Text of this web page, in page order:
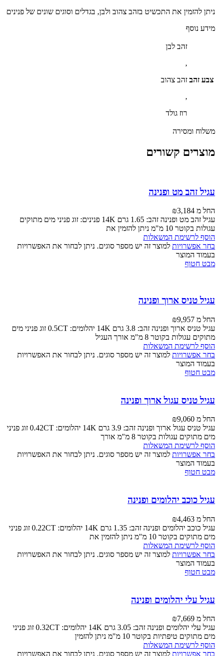
ניתן להזמין את התכשיט בזהב צהוב ולבן, בגדלים וסוגים שונים של פנינים
מידע נוסף
צבע זהב
זהב לבן
,
זהב צהוב
,
רוז גולד
משלוח ומסירה
מוצרים קשורים
עגיל זהב מט ופנינה
החל מ ₪3,184
עגיל זהב מט ופנינה זהב: 1.65 גרם 14K פנינים: זוג פניני מים מתוקים
עגולות בקוטר 10 מ"מ ניתן להזמין את
הוסף לרשימת המשאלות
בחר אפשרויות למוצר זה יש מספר סוגים. ניתן לבחור את האפשרויות
בעמוד המוצר
מבט חטוף
עגיל טניס ארוך ופנינה
החל מ ₪9,957
עגיל טניס ארוך ופנינה זהב: 3.8 גרם 14K יהלומים: 0.5CT זוג פניני מים
מתוקים עגולות בקוטר 8 מ"מ אורך העגיל
הוסף לרשימת המשאלות
בחר אפשרויות למוצר זה יש מספר סוגים. ניתן לבחור את האפשרויות
בעמוד המוצר
מבט חטוף
עגיל טניס עגול ארוך ופנינה
החל מ ₪9,060
עגיל טניס עגול ארוך ופנינה זהב: 3.9 גרם 14K יהלומים: 0.42CT זוג פניני
מים מתוקים עגולות בקוטר 8 מ"מ אורך
הוסף לרשימת המשאלות
בחר אפשרויות למוצר זה יש מספר סוגים. ניתן לבחור את האפשרויות
בעמוד המוצר
מבט חטוף
עגיל כוכב יהלומים ופנינה
החל מ ₪4,463
עגיל כוכב יהלומים ופנינה זהב: 1.35 גרם 14K יהלומים: 0.22CT זוג פניני
מים מתוקים בקוטר 10 מ"מ ניתן להזמין את
הוסף לרשימת המשאלות
בחר אפשרויות למוצר זה יש מספר סוגים. ניתן לבחור את האפשרויות
בעמוד המוצר
מבט חטוף
עגיל עלי יהלומים ופנינה
החל מ ₪7,669
עגיל עלי יהלומים ופנינה זהב: 3.05 גרם 14K יהלומים: 0.32CT זוג פניני
מים מתוקים טיפתיות בקוטר 10 מ"מ ניתן להזמין
הוסף לרשימת המשאלות
בחר אפשרויות למוצר זה יש מספר סוגים. ניתן לבחור את האפשרויות